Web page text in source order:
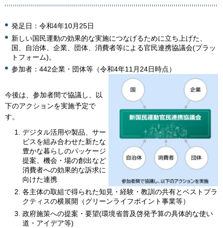
発足日：令和4年10月25日
新しい国民運動の効果的な実施につなげるために立ち上げた、
国、自治体、企業、団体、消費者等による官民連携協議会(プラッ
トフォーム)。
参加者：442企業・団体等（令和4年11月24日時点）
今後は、参加者間で協議し、以
下のアクションを実施予定で
す。
デジタル活用や製品、サー
ビスを組み合わせた新たな
豊かな暮らしのパッケージ
提案、機会・場の創出など
消費者への効果的な訴求に
向けた連携
各主体の取組で得られた知見・経験・教訓の共有とベストプラ
クティスの横展開（グリーンライフポイント事業等）
政府施策への提案・要望(環境省普及啓発予算の具体的な使い
道・アイデア等)